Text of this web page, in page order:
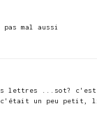
mal aussi
lettres ...sot? c'est
c'était un peu petit,